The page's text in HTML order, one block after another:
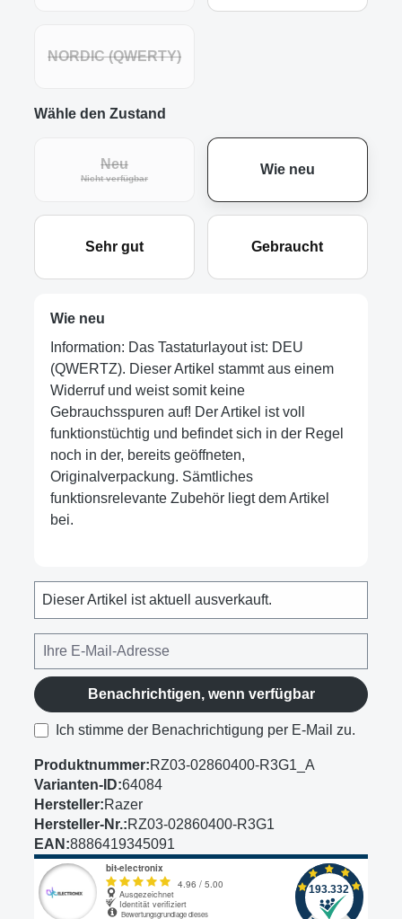
NORDIC (QWERTY)
Wähle den Zustand
Neu
Nicht verfügbar
Wie neu
Sehr gut Gebraucht
Wie neu
Information: Das Tastaturlayout ist: DEU
(QWERTZ). Dieser Artikel stammt aus einem
Widerruf und weist somit keine
Gebrauchsspuren auf! Der Artikel ist voll
funktionstüchtig und befindet sich in der Regel
noch in der, bereits geöffneten,
Originalverpackung. Sämtliches
funktionsrelevante Zubehör liegt dem Artikel
bei.
Dieser Artikel ist aktuell ausverkauft.
Benachrichtigen, wenn verfügbar
Ich stimme der Benachrichtigung per E-Mail zu.
Produktnummer:RZ03-02860400-R3G1_A
Varianten-ID:64084
Hersteller:Razer
Hersteller-Nr.:RZ03-02860400-R3G1
EAN:8886419345091